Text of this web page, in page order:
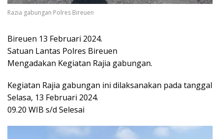
Razia gabungan Polres Bireuen
Bireuen 13 Februari 2024.
Satuan Lantas Polres Bireuen
Mengadakan Kegiatan Rajia gabungan.
Kegiatan Rajia gabungan ini dilaksanakan pada tanggal
Selasa, 13 Februari 2024.
09.20 WIB s/d Selesai